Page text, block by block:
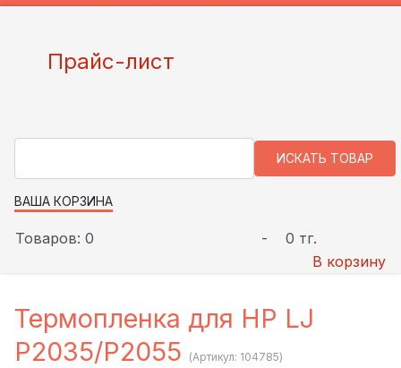
Прайс-лист
ВАША КОРЗИНА
Товаров: 0 -
0 тг.
В корзину
Термопленка для HP LJ
P2035/P2055
(Артикул: 104785)